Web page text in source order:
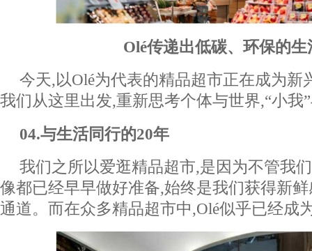
Olé传递出低碳、环保的生
今天,以Olé为代表的精品超市正在成为新
我们从这里出发,重新思考个体与世界,“小我
04.与生活同行的20年
我们之所以爱逛精品超市,是因为不管我
像都已经早早做好准备,始终是我们获得新
通道。而在众多精品超市中,Olé似乎已经成